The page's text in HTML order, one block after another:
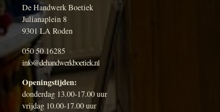
De Handwerk Boetiek
Julianaplein 8
9301 LA Roden
050 50 16285
info@dehandwerkboetiek.nl
Openingstijden:
donderdag 13.00-17.00 uur
vrijdag 10.00-17.00 uur